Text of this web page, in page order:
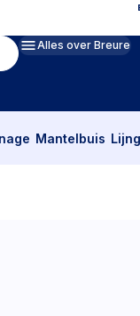
Alles over Breure
Mantelbuis